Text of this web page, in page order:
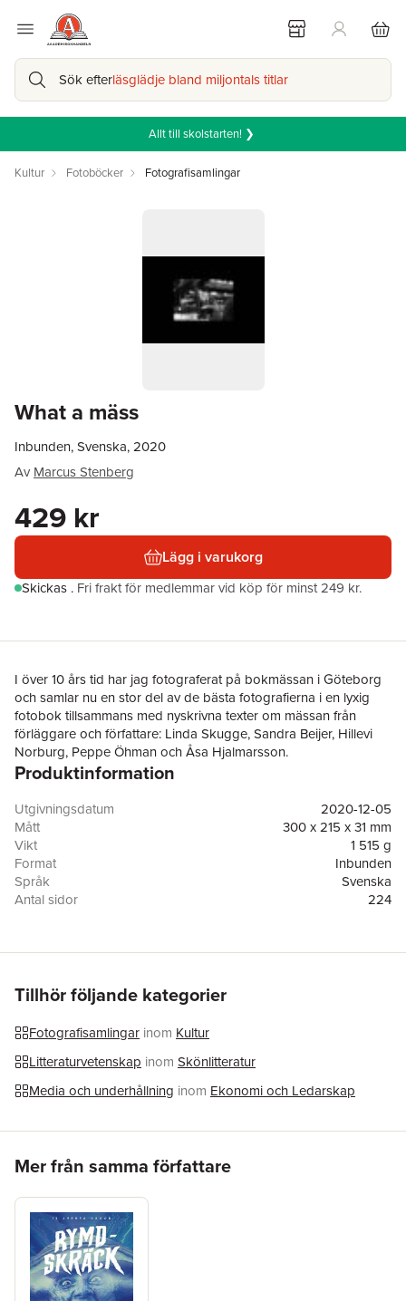
Sök efterläsglädje bland miljontals titlar
Allt till skolstarten! ❯
Kultur Fotoböcker Fotografisamlingar
What a mäss
Inbunden, Svenska, 2020
Av Marcus Stenberg
429 kr
Lägg i varukorg
Skickas . Fri frakt för medlemmar vid köp för minst 249 kr.
I över 10 års tid har jag fotograferat på bokmässan i Göteborg
och samlar nu en stor del av de bästa fotografierna i en lyxig
fotobok tillsammans med nyskrivna texter om mässan från
förläggare och författare: Linda Skugge, Sandra Beijer, Hillevi
Norburg, Peppe Öhman och Åsa Hjalmarsson.
Produktinformation
Utgivningsdatum
2020-12-05
Mått
300 x 215 x 31 mm
Vikt
1 515 g
Format
Inbunden
Språk
Svenska
Antal sidor
224
ISBN
9789151967981
Tillhör följande kategorier
Fotografisamlingar inom Kultur
Litteraturvetenskap inom Skönlitteratur
Media och underhållning inom Ekonomi och Ledarskap
Mer från samma författare